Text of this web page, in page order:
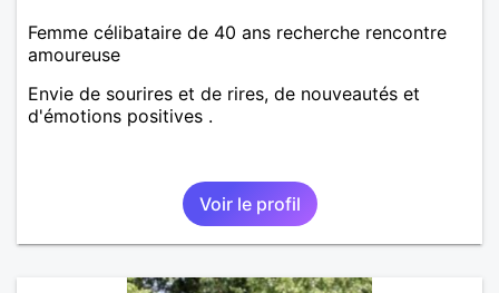
Femme célibataire de 40 ans recherche rencontre
amoureuse
Envie de sourires et de rires, de nouveautés et
d'émotions positives .
Voir le profil